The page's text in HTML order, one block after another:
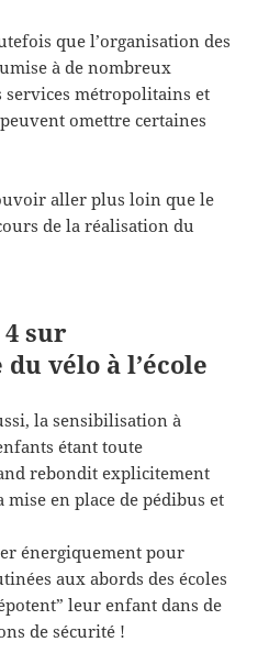
que l’organisation des
à de nombreux
métropolitains et
omettre certaines
aller plus loin que le
de la réalisation du
4 sur
vélo à l’école
la sensibilisation à
étant toute
rebondit explicitement
en place de pédibus et
énergiquement pour
aux abords des écoles
leur enfant dans de
de sécurité !